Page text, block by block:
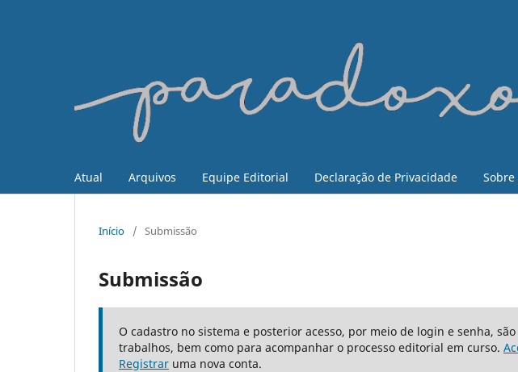
Atual Arquivos Equipe Editorial Declaração de Privacidade Sobre
Início / Submissão
Submissão
O cadastro no sistema e posterior acesso, por meio de login e senha,
trabalhos, bem como para acompanhar o processo editorial em curso.
Registrar uma nova conta.